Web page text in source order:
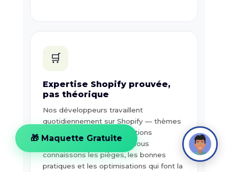
🛒
Expertise Shopify prouvée,
pas théorique
Nos développeurs travaillent
quotidiennement sur Shopify — thèmes
Liquid, apps custom, migrations
complexes, Shopify Plus. Nous
connaissons les pièges, les bonnes
pratiques et les optimisations qui font la
🎁 Maquette Gratuite